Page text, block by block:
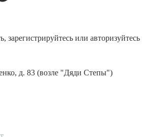
зарегистрируйтесь или авторизуйтесь
д. 83 (возле "Дяди Степы")